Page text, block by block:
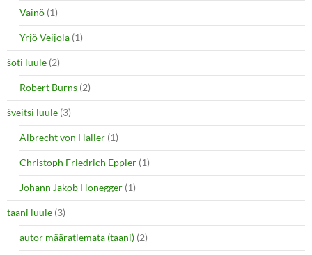
Vainö (1)
Yrjö Veijola (1)
šoti luule (2)
Robert Burns (2)
šveitsi luule (3)
Albrecht von Haller (1)
Christoph Friedrich Eppler (1)
Johann Jakob Honegger (1)
taani luule (3)
autor määratlemata (taani) (2)